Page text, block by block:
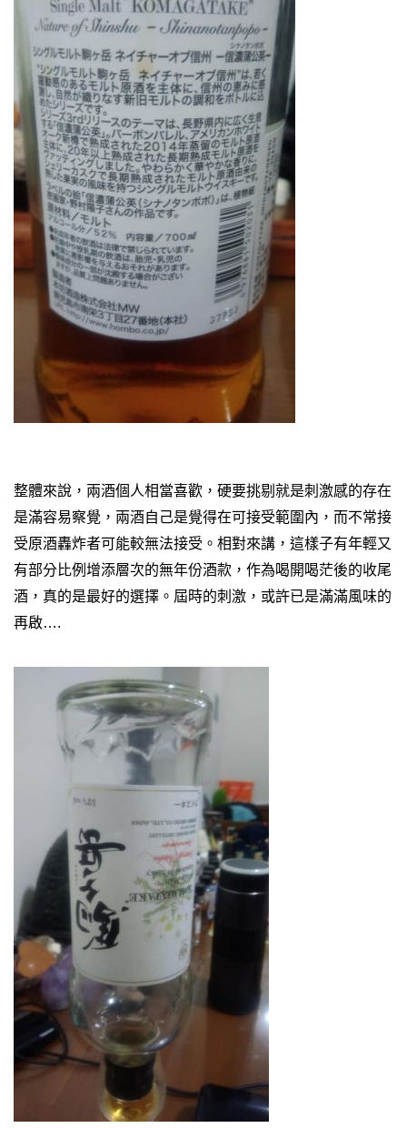
整體來說，兩酒個人相當喜歡，硬要挑剔就是刺激感的存在
是滿容易察覺，兩酒自己是覺得在可接受範圍內，而不常接
受原酒轟炸者可能較無法接受。 相對來講，這樣子有年輕又
有部分比例增添層次的無年份酒款，作為喝開喝茫後的收尾
酒，真的是最好的選擇。 屆時的刺激，或許已是滿滿風味的
再啟….